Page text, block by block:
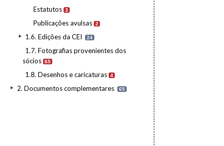
Estatutos 3
Publicações avulsas 2
1.6. Edições da CEI 24
1.7. Fotografias provenientes dos
sócios 65
1.8. Desenhos e caricaturas 4
2. Documentos complementares 65